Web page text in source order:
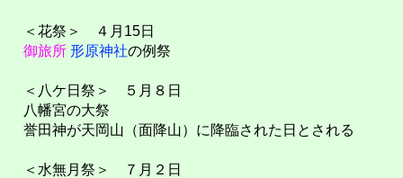
＜花祭＞ ４月15日
御旅所 形原神社の例祭
＜八ケ日祭＞ ５月８日
八幡宮の大祭
誉田神が天岡山（面降山）に降臨された日とされる
＜水無月祭＞ ７月２日